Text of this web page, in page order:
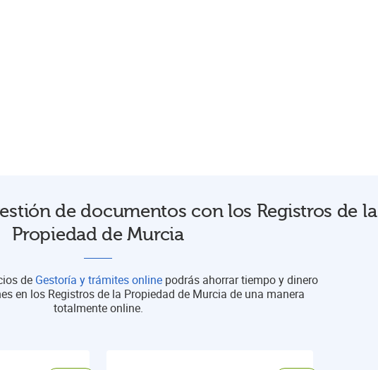
de documentos con los Registros de la
Propiedad de Murcia
de Gestoría y trámites online podrás ahorrar tiempo y dinero
en los Registros de la Propiedad de Murcia de una manera
totalmente online.